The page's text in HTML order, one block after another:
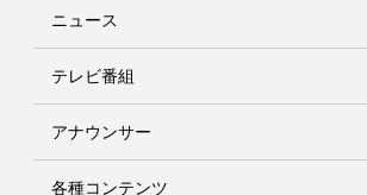
ニュース
テレビ番組
アナウンサー
各種コンテンツ